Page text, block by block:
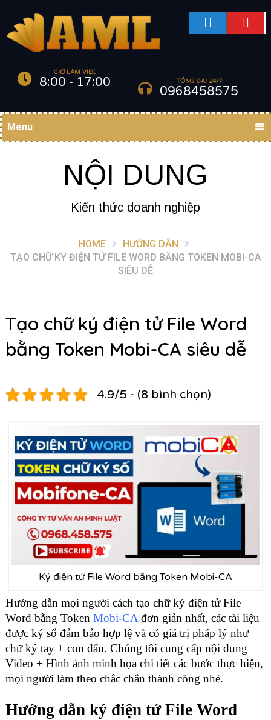
GIỜ LÀM VIỆC
8:00 - 17:00 TỔNG ĐÀI 24/7
0968458575
Menu
NỘI DUNG
Kiến thức doanh nghiệp
HOME
HƯỚNG DẪN
TẠO CHỮ KÝ ĐIỆN TỬ FILE WORD BẰNG TOKEN MOBI-CA
SIÊU DỄ
Tạo chữ ký điện tử File Word
bằng Token Mobi-CA siêu dễ
4.9/5 - (8 bình chọn)
Ký điện tử File Word bằng Token Mobi-CA
Hướng dẫn mọi người cách tạo chữ ký điện tử File
Word bằng Token Mobi-CAđơn giản nhất, các tài liệu
được ký số đảm bảo hợp lệ và có giá trị pháp lý như
chữ ký tay + con dấu. Chúng tôi cung cấp nội dung
Video + Hình ảnh minh họa chi tiết các bước thực hiện,
mọi người làm theo chắc chắn thành công nhé.
Hướng dẫn ký điện tử File Word